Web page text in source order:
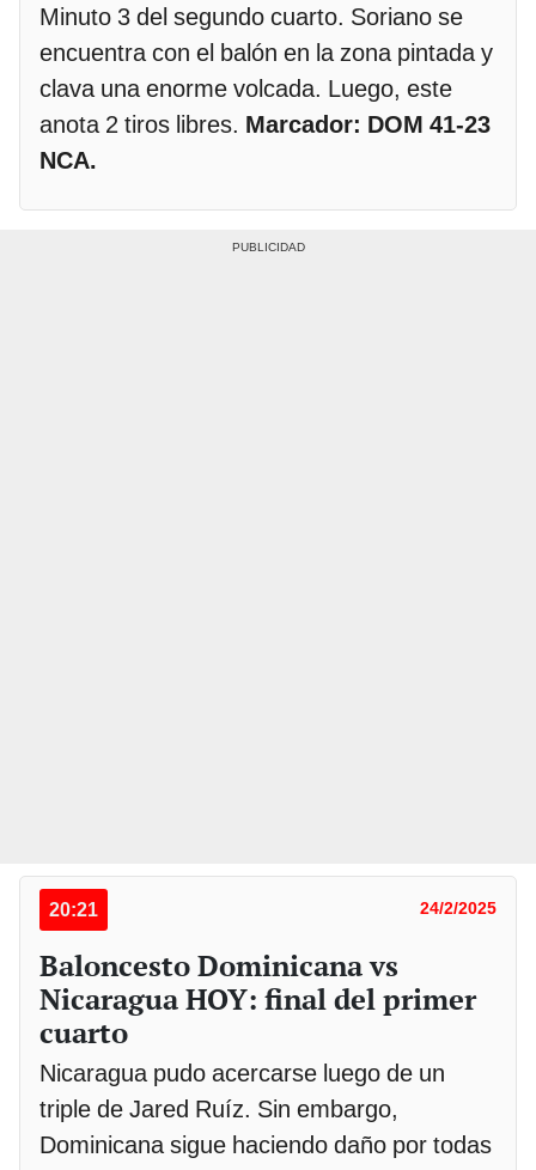
Minuto 3 del segundo cuarto. Soriano se
encuentra con el balón en la zona pintada y
clava una enorme volcada. Luego, este
anota 2 tiros libres. Marcador: DOM 41-23
NCA.
20:21 24/2/2025
Baloncesto Dominicana vs
Nicaragua HOY: final del primer
cuarto
Nicaragua pudo acercarse luego de un
triple de Jared Ruíz. Sin embargo,
Dominicana sigue haciendo daño por todas